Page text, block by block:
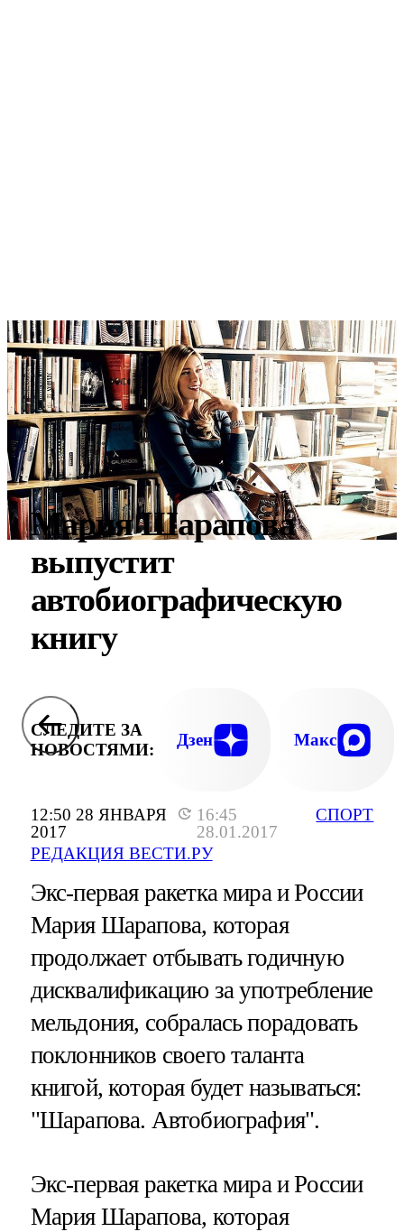
12:50 28 ЯНВАРЯ
2017
16:45
28.01.2017
РЕДАКЦИЯ ВЕСТИ.РУ
СПОРТ
Мария Шарапова
выпустит
автобиографическую
книгу
СЛЕДИТЕ ЗА
НОВОСТЯМИ:
Дзен Макс
Экс-первая ракетка мира и России
Мария Шарапова, которая
продолжает отбывать годичную
дисквалификацию за употребление
мельдония, собралась порадовать
поклонников своего таланта
книгой, которая будет называться:
"Шарапова. Автобиография".
Экс-первая ракетка мира и России
Мария Шарапова, которая